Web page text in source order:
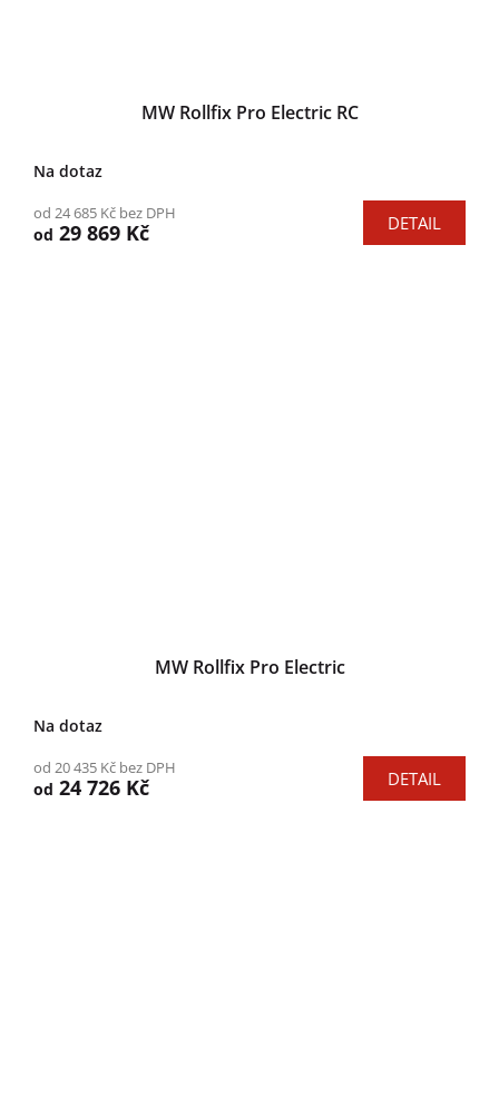
MW Rollfix Pro Electric RC
Na dotaz
od 24 685 Kč bez DPH
od 29 869 Kč DETAIL
MW Rollfix Pro Electric
Na dotaz
od 20 435 Kč bez DPH
od 24 726 Kč DETAIL